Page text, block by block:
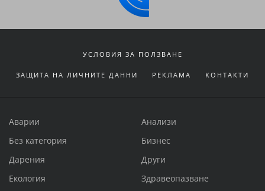
УСЛОВИЯ ЗА ПОЛЗВАНЕ
ЗАЩИТА НА ЛИЧНИТЕ ДАННИ РЕКЛАМА КОНТАКТИ
Аварии
Анализи
Без категория
Бизнес
Дарения
Други
Екология
Здравеопазване